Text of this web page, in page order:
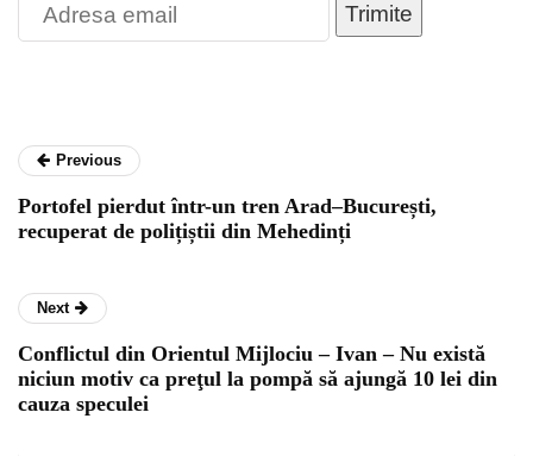
Trimite
Previous
Portofel pierdut într-un tren Arad–București,
recuperat de polițiștii din Mehedinți
Next
Conflictul din Orientul Mijlociu – Ivan – Nu există
niciun motiv ca preţul la pompă să ajungă 10 lei din
cauza speculei